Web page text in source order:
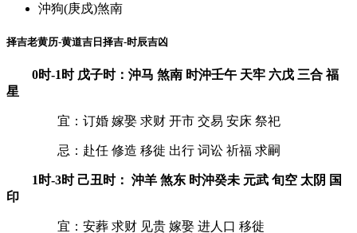
沖狗(庚戍)煞南
择吉老黄历-黄道吉日择吉-时辰吉凶
0时-1时 戊子时：沖马 煞南 时沖壬午 天牢 六戊 三合 福
星
宜：订婚 嫁娶 求财 开市 交易 安床 祭祀
忌：赴任 修造 移徙 出行 词讼 祈福 求嗣
1时-3时 己丑时： 沖羊 煞东 时沖癸未 元武 旬空 太阴 国
印
宜：安葬 求财 见贵 嫁娶 进人口 移徙